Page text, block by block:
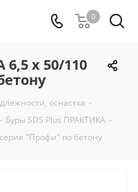
0
х 50/110
оснастка -
- Буры SDS Plus ПРАКТИКА -
"Профи" по бетону